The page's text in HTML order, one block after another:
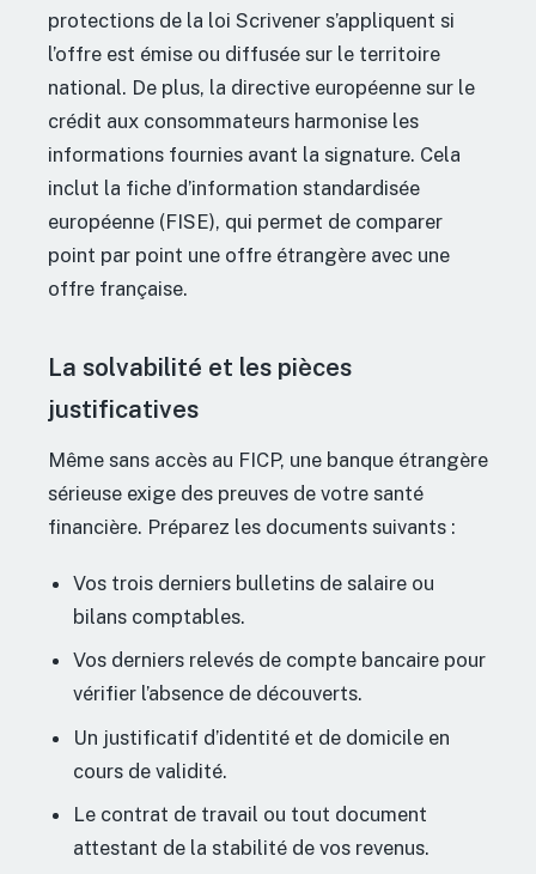
protections de la loi Scrivener s’appliquent si
l’offre est émise ou diffusée sur le territoire
national. De plus, la directive européenne sur le
crédit aux consommateurs harmonise les
informations fournies avant la signature. Cela
inclut la fiche d’information standardisée
européenne (FISE), qui permet de comparer
point par point une offre étrangère avec une
offre française.
La solvabilité et les pièces
justificatives
Même sans accès au FICP, une banque étrangère
sérieuse exige des preuves de votre santé
financière. Préparez les documents suivants :
Vos trois derniers bulletins de salaire ou
bilans comptables.
Vos derniers relevés de compte bancaire pour
vérifier l’absence de découverts.
Un justificatif d’identité et de domicile en
cours de validité.
Le contrat de travail ou tout document
attestant de la stabilité de vos revenus.